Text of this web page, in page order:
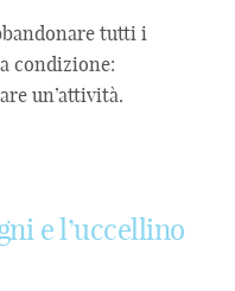
tutti i
condizione:
un’attività.
e l’uccellino